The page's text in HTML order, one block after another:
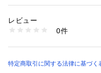
一足です。
ブランド。
素材：-
商品番号：
53016201053 （ショップ）
レビュー
0件
特定商取引に関する法律に基づく